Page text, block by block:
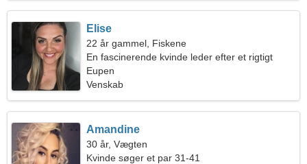
Elise
22 år gammel, Fiskene
En fascinerende kvinde leder efter et rigtigt
forhold
Eupen
Venskab
Amandine
30 år, Vægten
Kvinde søger et par 31-41